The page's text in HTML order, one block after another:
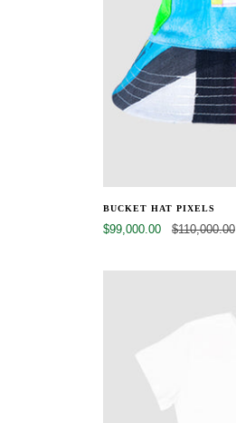
BUCKET HAT PIXELS
$99,000.00 $110,000.00